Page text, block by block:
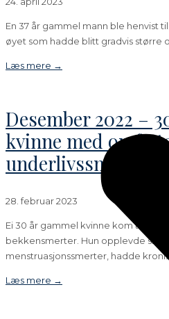
En 37 år gammel mann ble henvist
øyet som hadde blitt gradvis større
Læs mere →
Desember 2022 –
kvinne med
underlivssmerter
28. februar 2023
Ei 30 år gammel kvinne kom til
bekkensmerter. Hun opplevde
menstruasjonssmerter, hadde
Læs mere →